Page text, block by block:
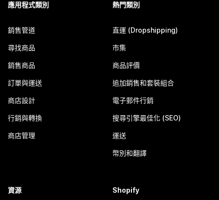
應用程式類別
銷售管道
尋找商品
銷售商品
訂單與運送
商店設計
行銷與轉換
商店管理
熱門類別
直運 (Dropshipping)
市集
商品評價
追加銷售和套裝組合
電子郵件行銷
搜尋引擎最佳化 (SEO)
運送
幣別和翻譯
資源 Shopify